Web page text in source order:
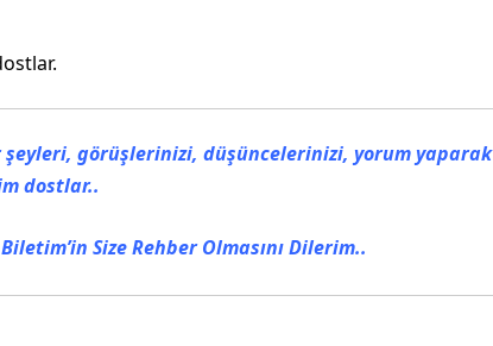
şeyleri, görüşlerinizi, düşüncelerinizi, yorum yaparak
dostlar..
Size Rehber Olmasını Dilerim..